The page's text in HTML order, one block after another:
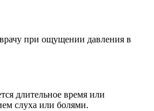
врачу при ощущении давления в
длительное время или
слуха или болями.